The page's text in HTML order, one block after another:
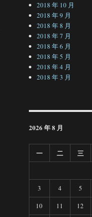
2018 年 10 月
2018 年 9 月
2018 年 8 月
2018 年 7 月
2018 年 6 月
2018 年 5 月
2018 年 4 月
2018 年 3 月
2026 年 8 月
一 二 三
3
4 5
10
11 12